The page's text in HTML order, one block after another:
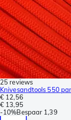
25 reviews
Knivesandtools 550
€ 12,56
€ 13,95
-10%Bespaar 1,39